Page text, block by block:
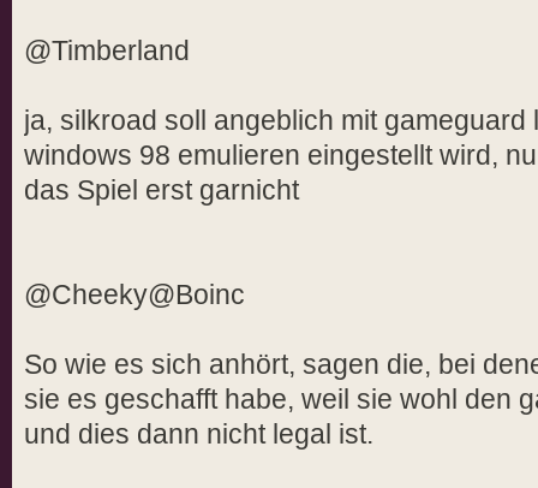
@Timberland
ja, silkroad soll angeblich mit gameguard
windows 98 emulieren eingestellt wird,
das Spiel erst garnicht
@Cheeky@Boinc
So wie es sich anhört, sagen die, bei
sie es geschafft habe, weil sie wohl den
und dies dann nicht legal ist.